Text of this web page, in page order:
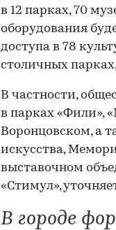
в 12 парках, 70
оборудования
доступа в 78
столичных
В частности,
в парках «Фили»,
Воронцовском, а
искусства,
выставочном
«Стимул»,
В городе